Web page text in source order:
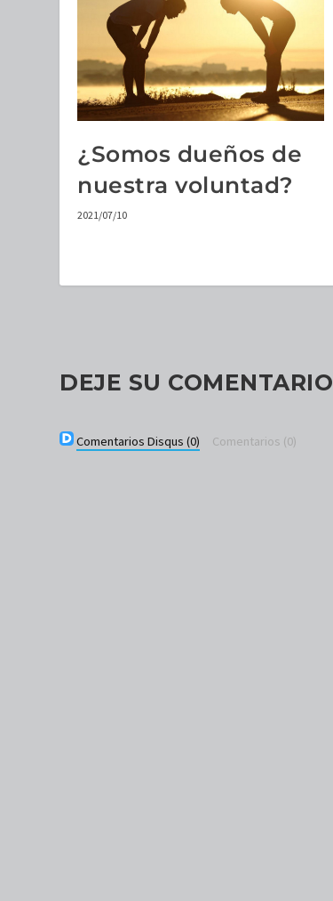
¿Somos dueños de
nuestra voluntad?
2021/07/10
DEJE SU COMENTARIO
Comentarios Disqus (0) Comentarios (0)